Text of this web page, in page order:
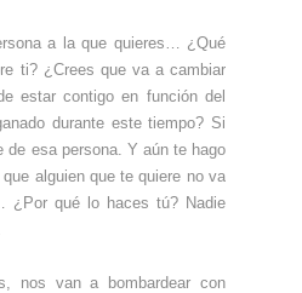
a la que quieres… ¿Qué
ti? ¿Crees que va a cambiar
estar contigo en función del
durante este tiempo? Si
esa persona. Y aún te hago
alguien que te quiere no va
¿Por qué lo haces tú? Nadie
nos van a bombardear con